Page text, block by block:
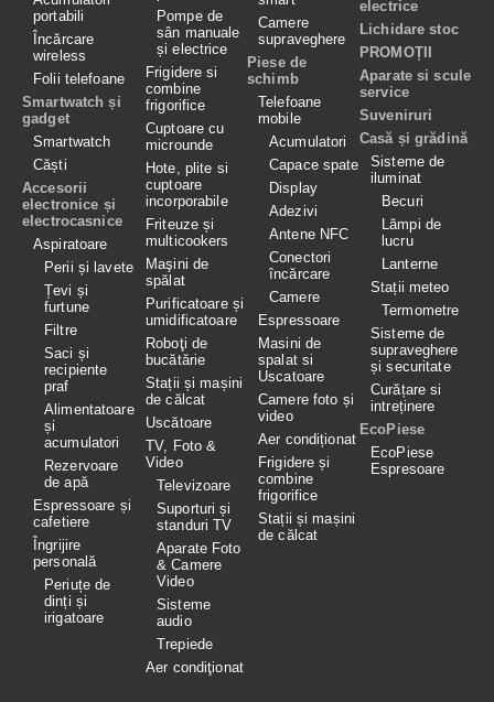
portabili
Încărcare
wireless
Folii telefoane
Smartwatch și
gadget
Smartwatch
Căști
Accesorii
electronice și
electrocasnice
Aspiratoare
Perii și lavete
Țevi și
furtune
Filtre
Saci și
recipiente
praf
Alimentatoare
și
acumulatori
Rezervoare
de apă
Espressoare și
cafetiere
Îngrijire
personală
Periuțe de
dinți și
irigatoare
Pompe de
sân manuale
și electrice
Frigidere si
combine
frigorifice
Cuptoare cu
microunde
Hote, plite si
cuptoare
incorporabile
Friteuze și
multicookers
Maşini de
spălat
Purificatoare și
umidificatoare
Roboţi de
bucătărie
Stații și mașini
de călcat
Uscătoare
TV, Foto &
Video
Televizoare
Suporturi și
standuri TV
Aparate Foto
& Camere
Video
Sisteme
audio
Trepiede
Aer condiţionat
Camere
supraveghere
Piese de
schimb
Telefoane
mobile
Acumulatori
Capace spate
Display
Adezivi
Antene NFC
Conectori
încărcare
Camere
Espressoare
Masini de
spalat si
Uscatoare
Camere foto și
video
Aer condiționat
Frigidere și
combine
frigorifice
Stații și mașini
de călcat
electrice
Lichidare stoc
PROMOȚII
Aparate si scule
service
Suveniruri
Casă și grădină
Sisteme de
iluminat
Becuri
Lămpi de
lucru
Lanterne
Stații meteo
Termometre
Sisteme de
supraveghere
și securitate
Curățare si
intreținere
EcoPiese
EcoPiese
Espresoare